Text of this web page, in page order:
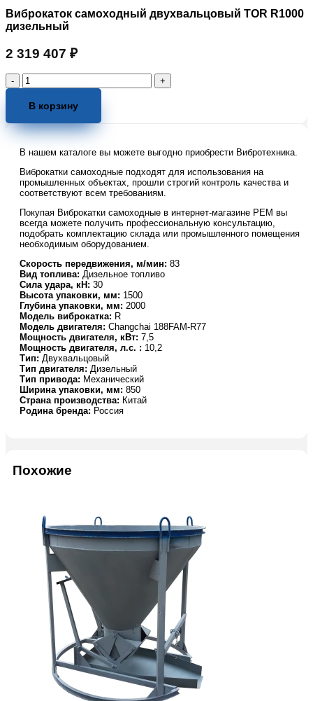
Виброкаток самоходный двухвальцовый TOR R1000
дизельный
2 319 407 ₽
Количество
товара
Виброкаток
двухвальцовый
TOR
R1000
дизельный
В корзину
В нашем каталоге вы можете выгодно приобрести Вибротехника.
Виброкатки самоходные подходят для использования на
промышленных объектах, прошли строгий контроль качества и
соответствуют всем требованиям.
Покупая Виброкатки самоходные в интернет-магазине РЕМ вы
всегда можете получить профессиональную консультацию,
подобрать комплектацию склада или промышленного помещения
необходимым оборудованием.
Скорость передвижения, м/мин: 83
Вид топлива: Дизельное топливо
Сила удара, кН: 30
Высота упаковки, мм: 1500
Глубина упаковки, мм: 2000
Модель виброкатка: R
Модель двигателя: Changchai 188FAM-R77
Мощность двигателя, кВт: 7,5
Мощность двигателя, л.с. : 10,2
Тип: Двухвальцовый
Тип двигателя: Дизельный
Тип привода: Механический
Ширина упаковки, мм: 850
Страна производства: Китай
Родина бренда: Россия
Похожие